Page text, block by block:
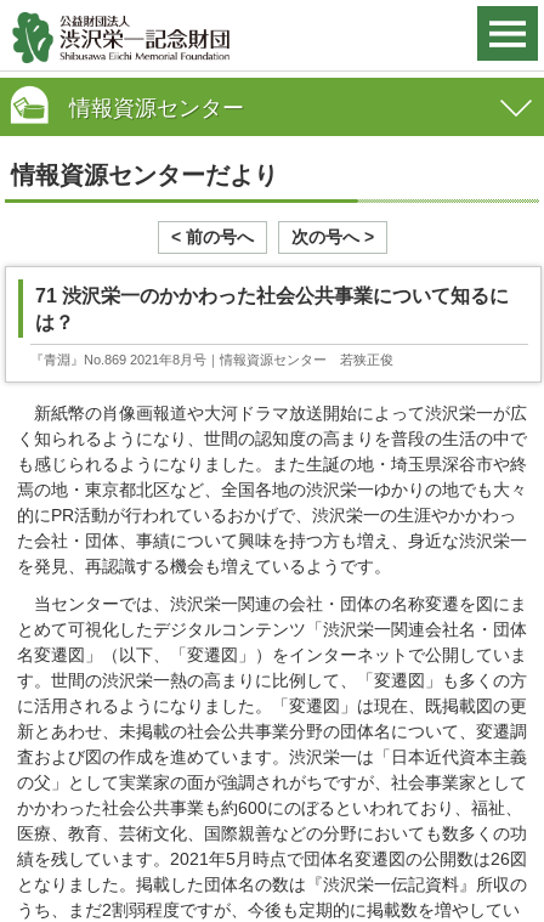
情報資源センター
情報資源センターだより
< 前の号へ 次の号へ >
71 渋沢栄一のかかわった社会公共事業について知るに
は？
『青淵』No.869 2021年8月号 ｜情報資源センター 若狭正俊
新紙幣の肖像画報道や大河ドラマ放送開始によって渋沢栄一が広
く知られるようになり、世間の認知度の高まりを普段の生活の中で
も感じられるようになりました。また生誕の地・埼玉県深谷市や終
焉の地・東京都北区など、全国各地の渋沢栄一ゆかりの地でも大々
的にPR活動が行われているおかげで、渋沢栄一の生涯やかかわっ
た会社・団体、事績について興味を持つ方も増え、身近な渋沢栄一
を発見、再認識する機会も増えているようです。
当センターでは、渋沢栄一関連の会社・団体の名称変遷を図にま
とめて可視化したデジタルコンテンツ「渋沢栄一関連会社名・団体
名変遷図」（以下、「変遷図」）をインターネットで公開していま
す。世間の渋沢栄一熱の高まりに比例して、「変遷図」も多くの方
に活用されるようになりました。「変遷図」は現在、既掲載図の更
新とあわせ、未掲載の社会公共事業分野の団体名について、変遷調
査および図の作成を進めています。渋沢栄一は「日本近代資本主義
の父」として実業家の面が強調されがちですが、社会事業家として
かかわった社会公共事業も約600にのぼるといわれており、福祉、
医療、教育、芸術文化、国際親善などの分野においても数多くの功
績を残しています。2021年5月時点で団体名変遷図の公開数は26図
となりました。掲載した団体名の数は『渋沢栄一伝記資料』所収の
うち、まだ2割弱程度ですが、今後も定期的に掲載数を増やしてい